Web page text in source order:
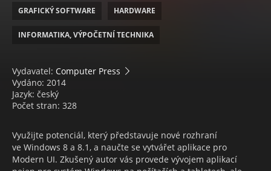
GRAFICKÝ SOFTWARE HARDWARE
INFORMATIKA, VÝPOČETNÍ TECHNIKA
Vydavatel: Computer Press
Vydáno: 2014
Jazyk: český
Počet stran: 328
Využijte potenciál, který představuje nové rozhraní
ve Windows 8 a 8.1, a naučte se vytvářet aplikace pro
Modern UI. Zkušený autor vás provede vývojem aplikací